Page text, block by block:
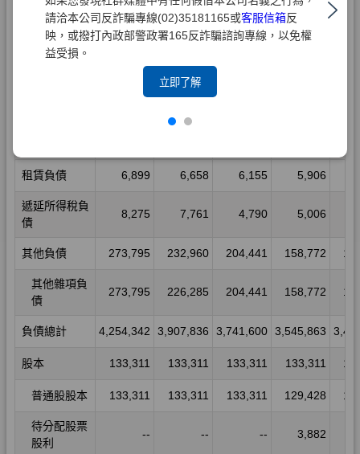
請洽本公司反詐騙專線(02)35181165或客服信箱反
映，或撥打內政部警政署165反詐騙諮詢專線，以免權
益受損。
立即了解